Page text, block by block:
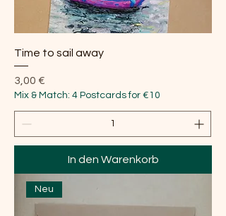
Time to sail away
Preis
3,00 €
Mix & Match: 4 Postcards for €10
In den Warenkorb
Neu